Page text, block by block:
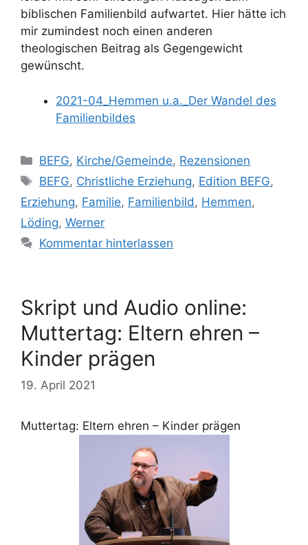
biblischen Familienbild aufwartet. Hier hätte ich
mir zumindest noch einen anderen
theologischen Beitrag als Gegengewicht
gewünscht.
2021-04_Hemmen u.a._Der Wandel des
Familienbildes
Kategorien
BEFG, Kirche/Gemeinde, Rezensionen
Schlagwörter
BEFG, Christliche Erziehung, Edition BEFG,
Erziehung, Familie, Familienbild , Hemmen,
Löding, Werner
Kommentar hinterlassen
Skript und Audio online:
Muttertag: Eltern ehren –
Kinder prägen
19. April 2021
Muttertag: Eltern ehren – Kinder prägen